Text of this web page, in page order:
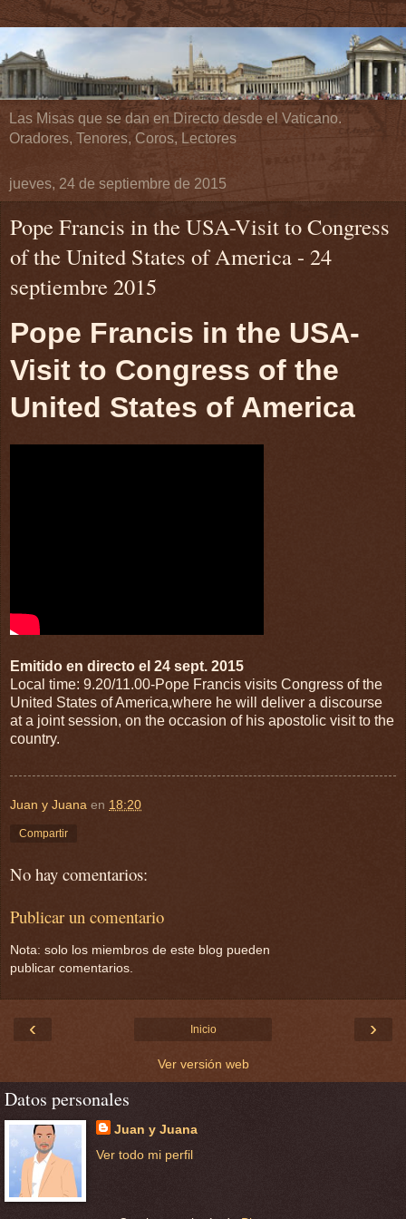
Las Misas que se dan en Directo desde el Vaticano.
Oradores, Tenores, Coros, Lectores
jueves, 24 de septiembre de 2015
Pope Francis in the USA-Visit to Congress
of the United States of America - 24
septiembre 2015
Pope Francis in the USA-
Visit to Congress of the
United States of America
Emitido en directo el 24 sept. 2015
Local time: 9.20/11.00-Pope Francis visits Congress of the
United States of America,where he will deliver a discourse
at a joint session, on the occasion of his apostolic visit to the
country.
Juan y Juana en 18:20
Compartir
No hay comentarios:
Publicar un comentario
Nota: solo los miembros de este blog pueden
publicar comentarios.
‹ ›
Inicio
Ver versión web
Datos personales
Juan y Juana
Ver todo mi perfil